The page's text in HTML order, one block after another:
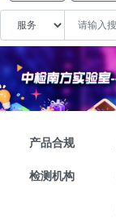
产品合规
检测机构